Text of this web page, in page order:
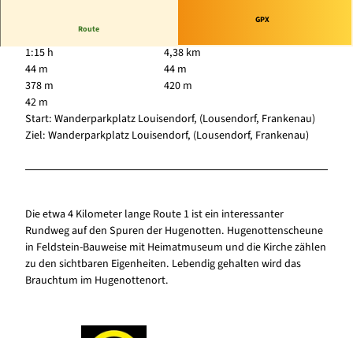
Route
GPX
1:15 h
4,38 km
44 m
44 m
378 m
420 m
42 m
Start: Wanderparkplatz Louisendorf, (Lousendorf, Frankenau)
Ziel: Wanderparkplatz Louisendorf, (Lousendorf, Frankenau)
Die etwa 4 Kilometer lange Route 1 ist ein interessanter
Rundweg auf den Spuren der Hugenotten. Hugenottenscheune
in Feldstein-Bauweise mit Heimatmuseum und die Kirche zählen
zu den sichtbaren Eigenheiten. Lebendig gehalten wird das
Brauchtum im Hugenottenort.